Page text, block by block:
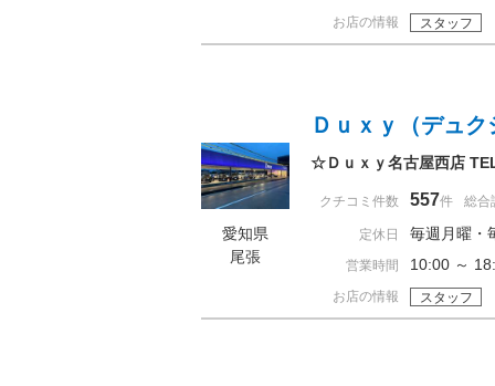
お店の情報 スタッフ
愛知県
尾張
Ｄｕｘｙ（デュ
☆Ｄｕｘｙ名古屋西店
クチコミ件数 557件 総合
定休日 毎週月曜・
営業時間 10:00 ～
お店の情報 スタッフ